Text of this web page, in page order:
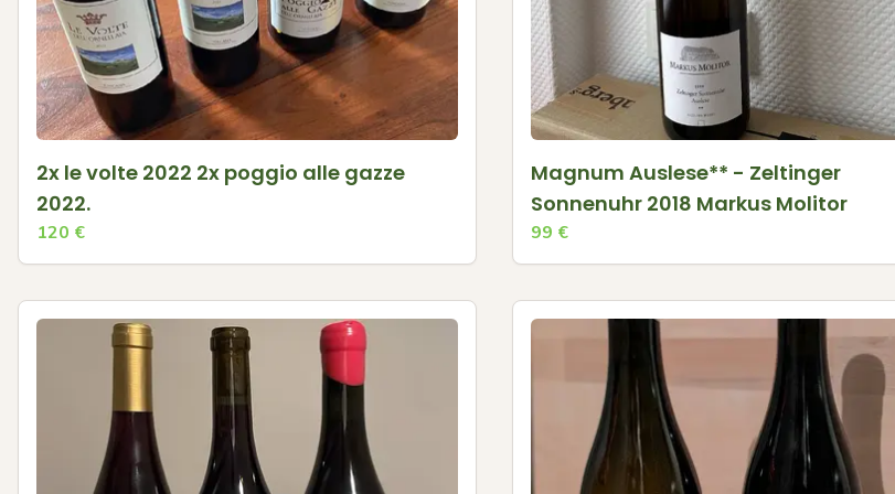
2x le volte 2022 2x poggio alle gazze
2022.
120 €
Magnum Auslese** - Zeltinger
Sonnenuhr 2018 Markus Molitor
99 €